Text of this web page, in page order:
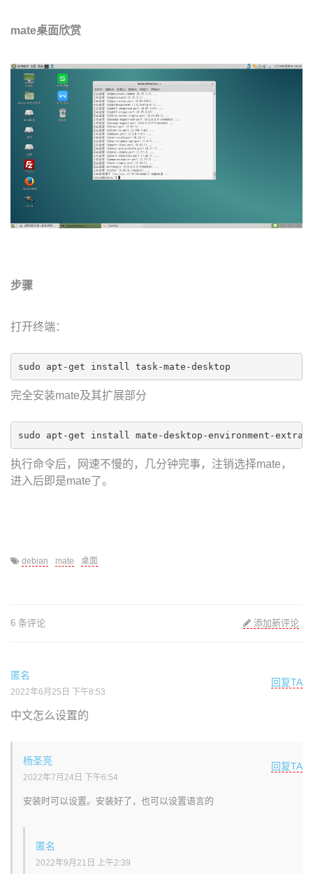
mate桌面欣赏
步骤
打开终端：
sudo apt-get install task-mate-desktop
完全安装mate及其扩展部分
sudo apt-get install mate-desktop-environment-extras
执行命令后，网速不慢的，几分钟完事，注销选择mate，
进入后即是mate了。
debian mate 桌面
6 条评论 添加新评论
匿名
2022年6月25日 下午8:53
回复TA
中文怎么设置的
杨圣亮
2022年7月24日 下午6:54
回复TA
安装时可以设置。安装好了，也可以设置语言的
匿名
2022年9月21日 上午2:39